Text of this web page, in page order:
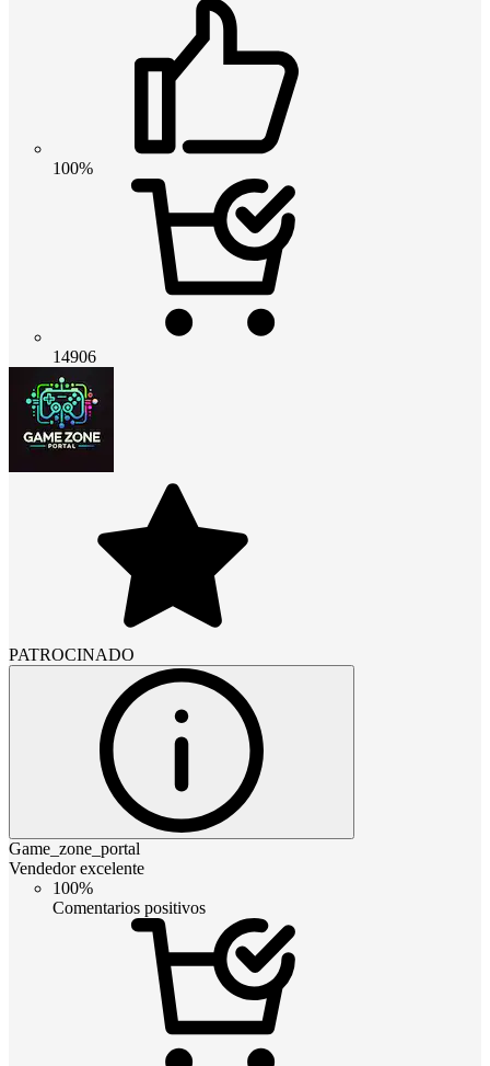
100%
14906
PATROCINADO
Game_zone_portal
Vendedor excelente
100%
Comentarios positivos